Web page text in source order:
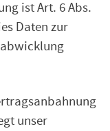
ist Art. 6 Abs.
Daten zur
unser